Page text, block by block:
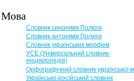
Мова
Словник синонімів Полюги
Словник антонімів Полюги
Словник українських морфем
УСЕ (Універсальний словник-
енциклопедія)
Орфографічний словник української
Українсько-російський словник